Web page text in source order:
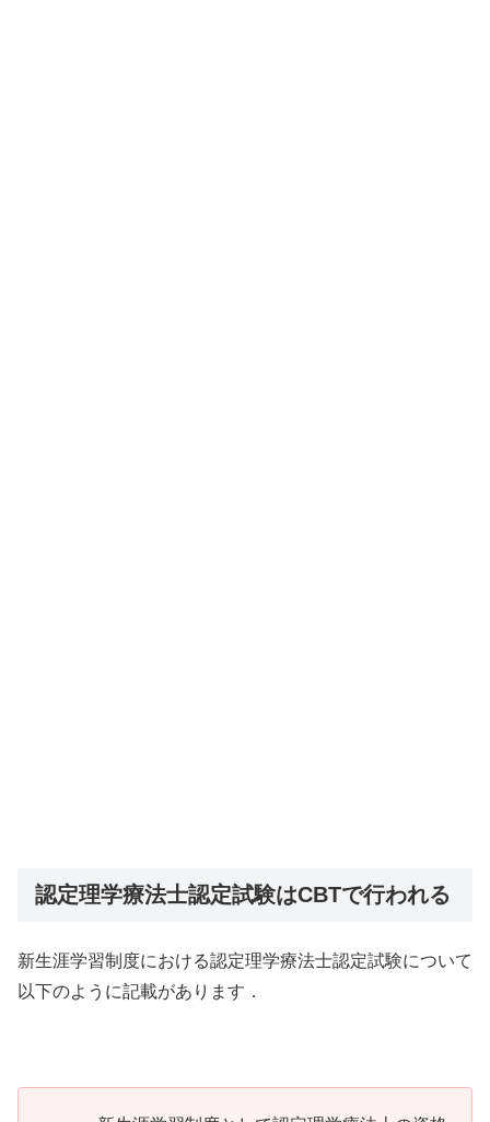
認定理学療法士認定試験はCBTで行われる
新生涯学習制度における認定理学療法士認定試験について
以下のように記載があります．